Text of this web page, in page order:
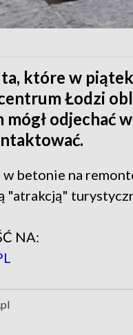
które w
Łodzi
mógł odjechać
betonie na
"atrakcją"
NA: